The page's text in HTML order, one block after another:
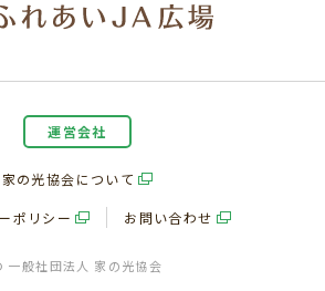
運営会社
家の光協会について
ポリシー お問い合わせ
一般社団法人 家の光協会